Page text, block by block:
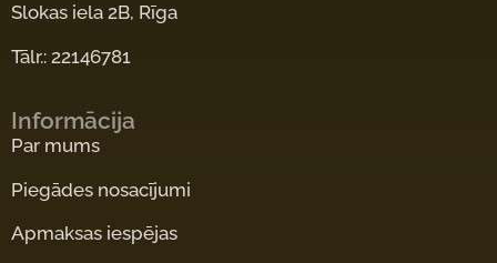
Slokas iela 2B, Rīga
Tālr.: 22146781
Informācija
Par mums
Piegādes nosacījumi
Apmaksas iespējas